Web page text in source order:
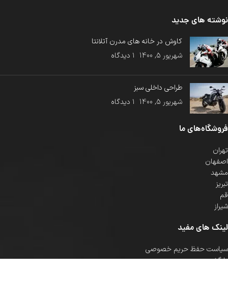
نوشته های جدید
کاوش در خانه های مدرن آتلانتا
شهریور 5, 1400
۱ دیدگاه
طراحی داخلی سبز
شهریور 5, 1400
۱ دیدگاه
فروشگاه‌های ما
تهران
اصفهان
مشهد
تبریز
قم
شیراز
لینک های مفید
سیاست حفظ حریم خصوصی
بازگشت وجه